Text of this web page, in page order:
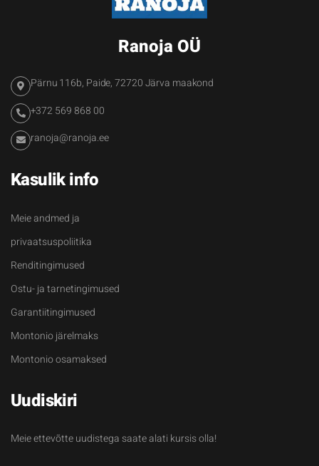
Ranoja OÜ
Pärnu 116b, Paide, 72720 Järva maakond
+372 569 868 00
ranoja@ranoja.ee
Kasulik info
Meie andmed ja
privaatsuspoliitika
Renditingimused
Ostu- ja tarnetingimused
Garantiitingimused
Montonio järelmaks
Montonio osamaksed
Uudiskiri
Meie ettevõtte uudistega saate alati kursis olla!